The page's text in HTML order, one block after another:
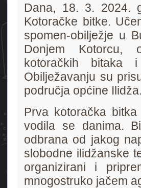
Dana, 18. 3. 2024.
Kotoračke bitke.
spomen-obilježje u
Donjem Kotorcu,
kotoračkih bitaka
Obilježavanju su
područja općine Ilidža.
Prva kotoračka
vodila se danima.
odbrana od jakog
slobodne ilidžanske
organizirani i
mnogostruko jačem